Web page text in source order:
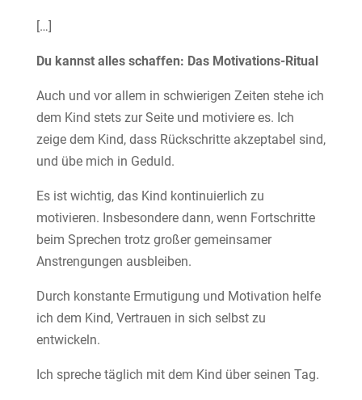
[…]
Du kannst alles schaffen: Das Motivations-Ritual
Auch und vor allem in schwierigen Zeiten stehe ich
dem Kind stets zur Seite und motiviere es. Ich
zeige dem Kind, dass Rückschritte akzeptabel sind,
und übe mich in Geduld.
Es ist wichtig, das Kind kontinuierlich zu
motivieren. Insbesondere dann, wenn Fortschritte
beim Sprechen trotz großer gemeinsamer
Anstrengungen ausbleiben.
Durch konstante Ermutigung und Motivation helfe
ich dem Kind, Vertrauen in sich selbst zu
entwickeln.
Ich spreche täglich mit dem Kind über seinen Tag.